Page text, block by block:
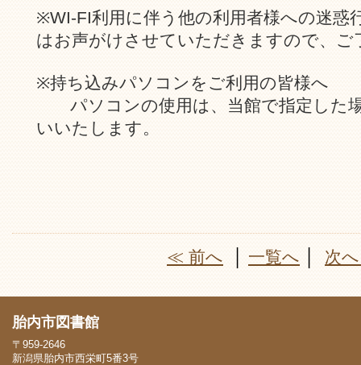
※WI-FI利用に伴う他の利用者様への迷惑
はお声がけさせていただきますので、ご
※持ち込みパソコンをご利用の皆様へ
パソコンの使用は、当館で指定した
いいたします。
≪ 前へ 一覧へ 次
胎内市図書館
〒959-2646
新潟県胎内市西栄町5番3号